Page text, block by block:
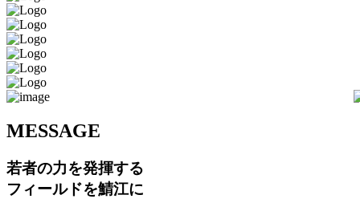
MESSAGE
若者の力を発揮する
フィールドを鯖江に